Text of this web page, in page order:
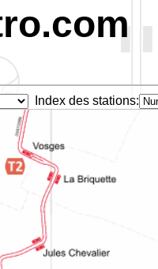
Index des stations: